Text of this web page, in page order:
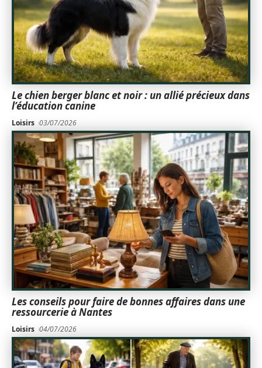
Le chien berger blanc et noir : un allié précieux dans
l’éducation canine
Loisirs 03/07/2026
Les conseils pour faire de bonnes affaires dans une
ressourcerie à Nantes
Loisirs 04/07/2026